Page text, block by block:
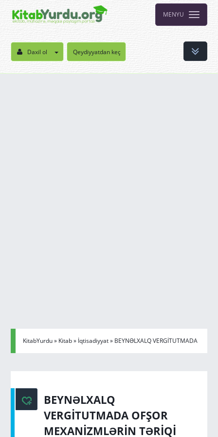
MENYU
Daxil ol Qeydiyyatdan keç
KitabYurdu» Kitab» İqtisadiyyat» BEYNƏLXALQ VERGİTUTMADA
BEYNƏLXALQ
VERGİTUTMADA OFŞOR
MEXANİZMLƏRİN TƏRİQİ